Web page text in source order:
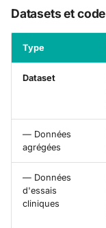
Datasets et code
Type
Dataset
— Données
agrégées
— Données
d'essais
cliniques